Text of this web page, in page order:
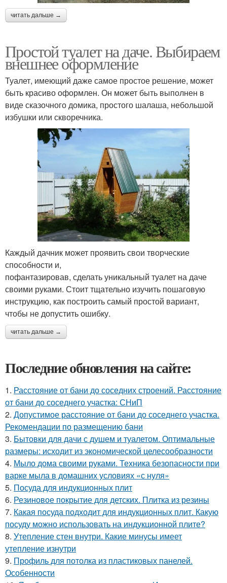
читать дальше →
Простой туалет на даче. Выбираем
внешнее оформление
Туалет, имеющий даже самое простое решение, может
быть красиво оформлен. Он может быть выполнен в
виде сказочного домика, простого шалаша, небольшой
избушки или скворечника.
Каждый дачник может проявить свои творческие
способности и,
пофантазировав, сделать уникальный туалет на даче
своими руками. Стоит тщательно изучить пошаговую
инструкцию, как построить самый простой вариант,
чтобы не допустить ошибку.
читать дальше →
Последние обновления на сайте:
1. Расстояние от бани до соседних строений. Расстояние
от бани до соседнего участка: СНиП
2. Допустимое расстояние от бани до соседнего участка.
Рекомендации по размещению бани
3. Бытовки для дачи с душем и туалетом. Оптимальные
размеры: исходит из экономической целесообразности
4. Мыло дома своими руками. Техника безопасности при
варке мыла в домашних условиях «с нуля»
5. Посуда для индукционных плит
6. Резиновое покрытие для детских. Плитка из резины
7. Какая посуда подходит для индукционных плит. Какую
посуду можно использовать на индукционной плите?
8. Утепление стен внутри. Какие минусы имеет
утепление изнутри
9. Профиль для потолка из пластиковых панелей.
Особенности